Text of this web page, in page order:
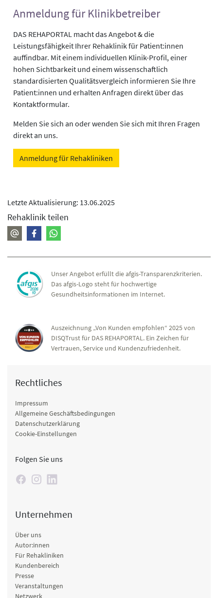
Anmeldung für Klinikbetreiber
DAS REHAPORTAL macht das Angebot & die
Leistungsfähigkeit Ihrer Rehaklinik für Patient:innen
auffindbar. Mit einem individuellen Klinik-Profil, einer
hohen Sichtbarkeit und einem wissenschaftlich
standardisierten Qualitätsvergleich informieren Sie Ihre
Patient:innen und erhalten Anfragen direkt über das
Kontaktformular.
Melden Sie sich an oder wenden Sie sich mit Ihren Fragen
direkt an uns.
Anmeldung für Rehakliniken
Letzte Aktualisierung: 13.06.2025
Rehaklinik teilen
Unser Angebot erfüllt die afgis-Transparenzkriterien.
Das afgis-Logo steht für hochwertige
Gesundheitsinformationen im Internet.
Auszeichnung „Von Kunden empfohlen“ 2025 von
DISQTrust für DAS REHAPORTAL. Ein Zeichen für
Vertrauen, Service und Kundenzufriedenheit.
Rechtliches
Impressum
Allgemeine Geschäftsbedingungen
Datenschutzerklärung
Cookie-Einstellungen
Folgen Sie uns
Unternehmen
Über uns
Autor:innen
Für Rehakliniken
Kundenbereich
Presse
Veranstaltungen
Netzwerk